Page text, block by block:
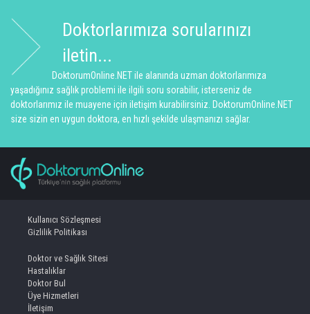
Doktorlarımıza sorularınızı
iletin...
DoktorumOnline.NET ile alanında uzman doktorlarımıza
yaşadığınız sağlık problemi ile ilgili soru sorabilir, isterseniz de
doktorlarımız ile muayene için iletişim kurabilirsiniz. DoktorumOnline.NET
size sizin en uygun doktora, en hızlı şekilde ulaşmanızı sağlar.
Kullanıcı Sözleşmesi
Gizlilik Politikası
Doktor ve Sağlık Sitesi
Hastalıklar
Doktor Bul
Üye Hizmetleri
İletişim